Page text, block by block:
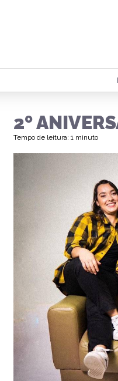
2º
Tempo de leitura: 1 minuto